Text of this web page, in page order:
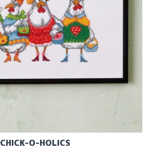
CHICK-O-HOLICS